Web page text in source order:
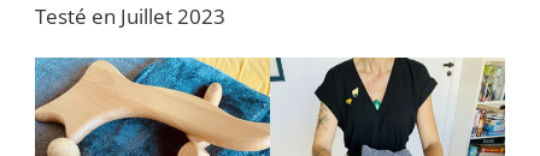
Testé en Juillet 2023